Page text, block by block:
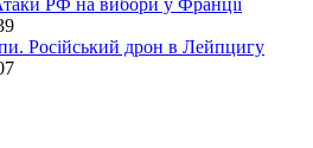
РФ на вибори у Франції
Російський дрон в Лейпцигу